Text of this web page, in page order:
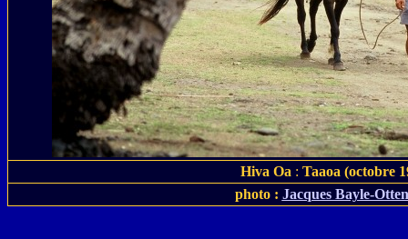
Hiva Oa : Taaoa (octobre
photo : Jacques Bayle-